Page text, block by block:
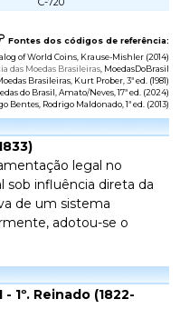
Fontes dos códigos de referência:
of World Coins , Krause-Mishler (2014)
das Moedas Brasileiras , MoedasDoBrasil
Brasileiras , Kurt Prober, 3ª ed. (1981)
do Brasil , Amato/Neves, 17ª ed. (2024)
Bentes , Rodrigo Maldonado, 1ª ed. (2013)
legal no
sob influência direta da
de um sistema
adotou-se o
1º. Reinado (1822-